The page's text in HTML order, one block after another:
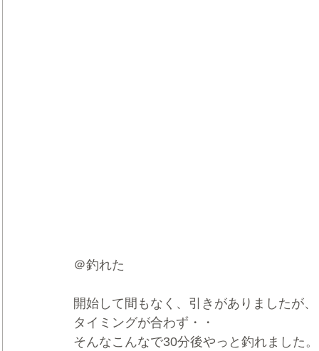
＠釣れた
開始して間もなく、引きがありましたが、
タイミングが合わず・・
そんなこんなで30分後やっと釣れました。